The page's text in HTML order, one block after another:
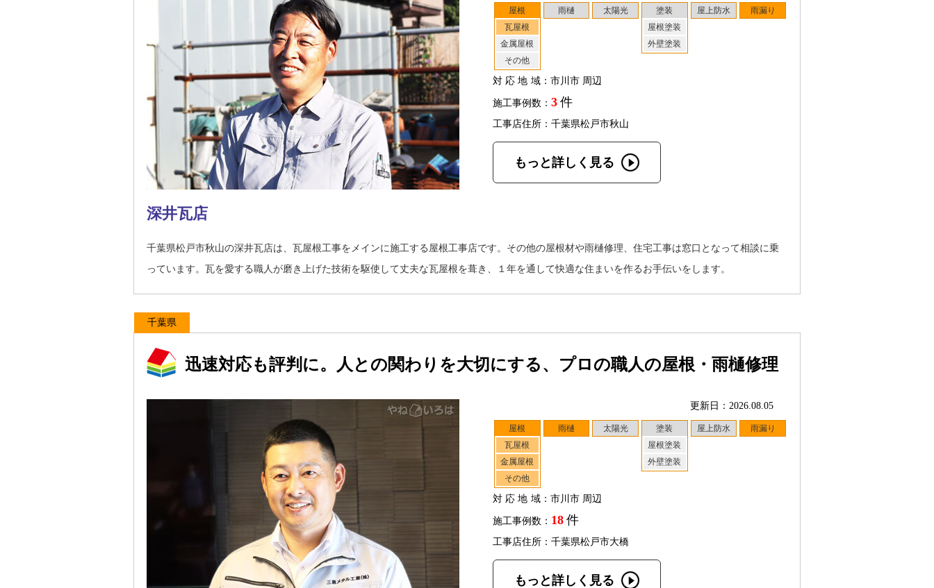
屋根
瓦屋根
金属屋根
その他
雨樋 太陽光
塗装
屋根塗装
外壁塗装
屋上防水 雨漏り
対応地域：市川市 周辺
施工事例数： 3 件
工事店住所：千葉県松戸市秋山
もっと詳しく見る
深井瓦店
千葉県松戸市秋山の深井瓦店は、瓦屋根工事をメインに施工する屋根工事店です。その他の屋根材や雨樋修理、住宅工事は窓口となって相談に乗
っています。瓦を愛する職人が磨き上げた技術を駆使して丈夫な瓦屋根を葺き、１年を通して快適な住まいを作るお手伝いをします。
千葉県
迅速対応も評判に。人との関わりを大切にする、プロの職人の屋根・雨樋修理
更新日：2026.08.05
屋根
瓦屋根
金属屋根
その他
雨樋 太陽光
塗装
屋根塗装
外壁塗装
屋上防水 雨漏り
対応地域：市川市 周辺
施工事例数： 18 件
工事店住所：千葉県松戸市大橋
もっと詳しく見る